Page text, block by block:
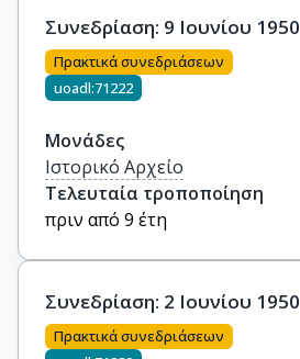
Συνεδρίαση: 9 Ιουνίου 1950
Πρακτικά συνεδριάσεων
uoadl:71222
Μονάδες
Ιστορικό Αρχείο
Τελευταία τροποποίηση
πριν από 9 έτη
Συνεδρίαση: 2 Ιουνίου 1950
Πρακτικά συνεδριάσεων